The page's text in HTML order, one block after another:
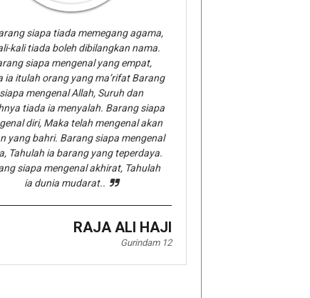
siapa tiada memegang agama,
kali tiada boleh dibilangkan nama.
siapa mengenal yang empat,
ia itulah orang yang ma’rifat Barang
siapa mengenal Allah, Suruh dan
tiada ia menyalah. Barang siapa
diri, Maka telah mengenal akan
yang bahri. Barang siapa mengenal
Tahulah ia barang yang teperdaya.
siapa mengenal akhirat, Tahulah
ia dunia mudarat..
RAJA ALI HAJI
Gurindam 12